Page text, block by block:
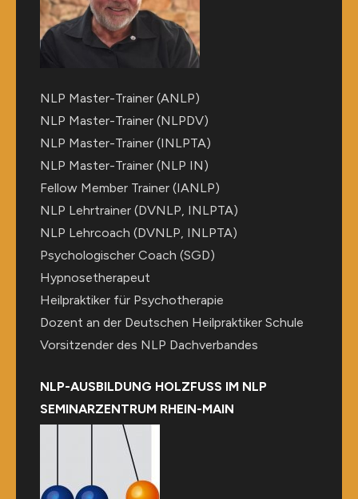
NLP Master-Trainer (ANLP)
NLP Master-Trainer (NLPDV)
NLP Master-Trainer (INLPTA)
NLP Master-Trainer (NLP IN)
Fellow Member Trainer (IANLP)
NLP Lehrtrainer (DVNLP, INLPTA)
NLP Lehrcoach (DVNLP, INLPTA)
Psychologischer Coach (SGD)
Hypnosetherapeut
Heilpraktiker für Psychotherapie
Dozent an der Deutschen Heilpraktiker Schule
Vorsitzender des NLP Dachverbandes
NLP-AUSBILDUNG HOLZFUSS IM NLP
SEMINARZENTRUM RHEIN-MAIN